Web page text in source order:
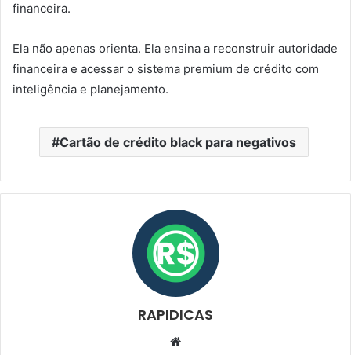
financeira.
Ela não apenas orienta. Ela ensina a reconstruir autoridade
financeira e acessar o sistema premium de crédito com
inteligência e planejamento.
Cartão de crédito black para negativos
RAPIDICAS
Website